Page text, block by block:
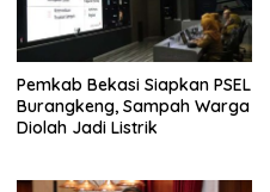
Pemkab Bekasi Siapkan PSEL
Burangkeng, Sampah Warga
Diolah Jadi Listrik